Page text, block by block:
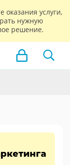
оказания услуги,
нужную
решение.